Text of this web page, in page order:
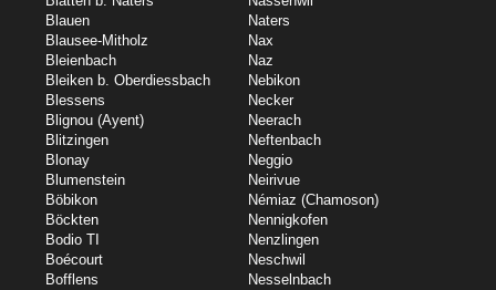
Blauen
Blausee-Mitholz
Bleienbach
Bleiken b. Oberdiessbach
Blessens
Blignou (Ayent)
Blitzingen
Blonay
Blumenstein
Böbikon
Böckten
Bodio TI
Boécourt
Bofflens
Naters
Nax
Naz
Nebikon
Necker
Neerach
Neftenbach
Neggio
Neirivue
Némiaz (Chamoson)
Nennigkofen
Nenzlingen
Neschwil
Nesselnbach